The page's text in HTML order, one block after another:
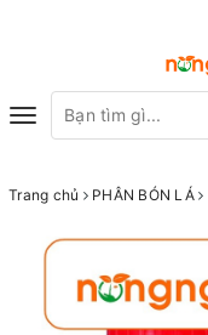
Toggle
Trang chủ PHÂN BÓN LÁ